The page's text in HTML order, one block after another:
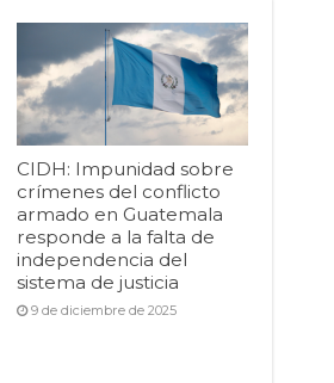
CIDH: Impunidad sobre
crímenes del conflicto
armado en Guatemala
responde a la falta de
independencia del
sistema de justicia
9 de diciembre de 2025